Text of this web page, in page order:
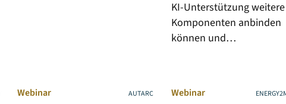
KI-Unterstützung weitere
Komponenten anbinden
können und…
Webinar AUTARC Webinar